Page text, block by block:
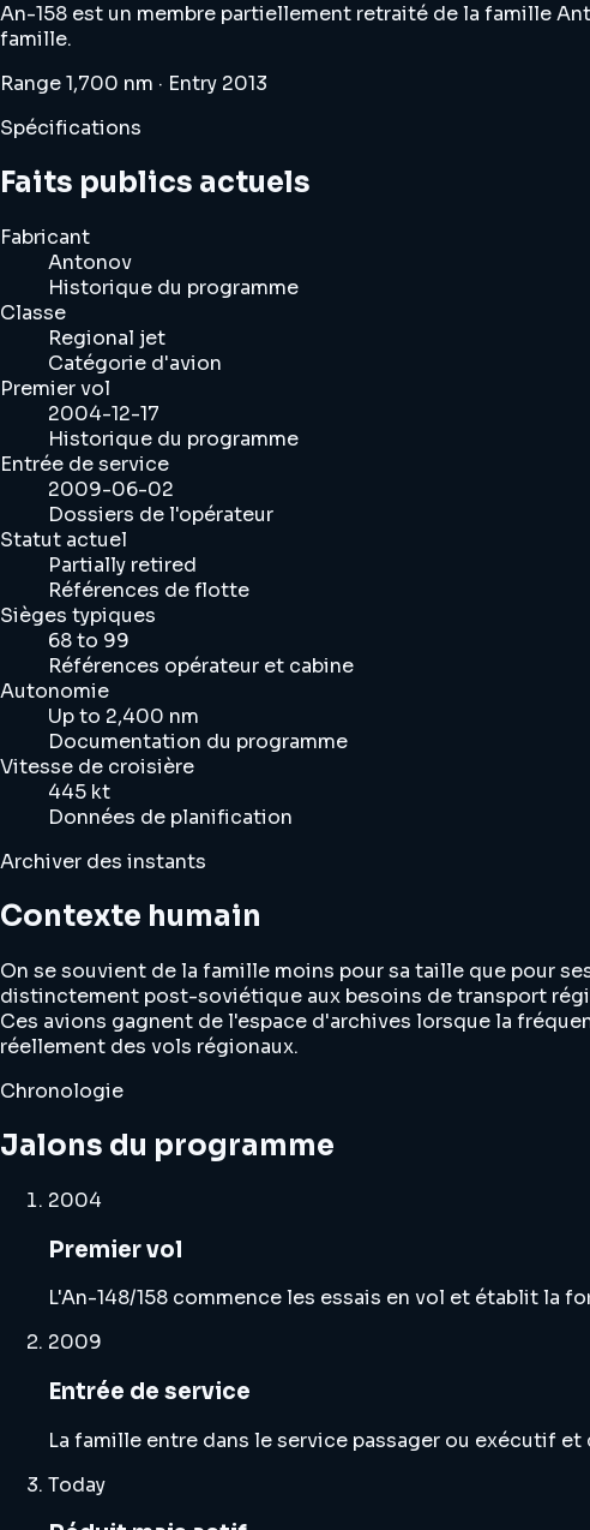
An-158 est un membre partiellement retraité de la famille
famille.
Range 1,700 nm · Entry 2013
Spécifications
Faits publics actuels
Fabricant
Antonov
Historique du programme
Classe
Regional jet
Catégorie d'avion
Premier vol
2004-12-17
Historique du programme
Entrée de service
2009-06-02
Dossiers de l'opérateur
Statut actuel
Partially retired
Références de flotte
Sièges typiques
68 to 99
Références opérateur et cabine
Autonomie
Up to 2,400 nm
Documentation du programme
Vitesse de croisière
445 kt
Données de planification
Archiver des instants
Contexte humain
On se souvient de la famille moins pour sa taille que pour
distinctement post-soviétique aux besoins de transport
Ces avions gagnent de l'espace d'archives lorsque la
réellement des vols régionaux.
Chronologie
Jalons du programme
2004
Premier vol
L'An-148/158 commence les essais en vol et établit la
2009
Entrée de service
La famille entre dans le service passager ou exécutif
Today